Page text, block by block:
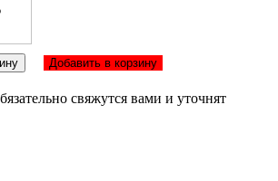
Добавить в корзину
свяжутся вами и уточнят